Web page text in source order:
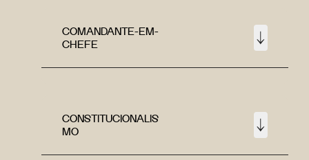
COMANDANTE-EM-
CHEFE
CONSTITUCIONALIS
MO